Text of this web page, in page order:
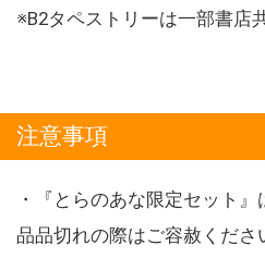
※B2タペストリーは一部書店
注意事項
・『とらのあな限定セット
品品切れの際はご容赦くださ